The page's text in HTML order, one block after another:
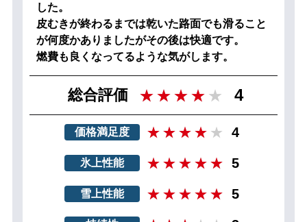
した。
皮むきが終わるまでは乾いた路面でも滑ること
が何度かありましたがその後は快適です。
燃費も良くなってるような気がします。
総合評価 4
価格満足度 4
氷上性能 5
雪上性能 5